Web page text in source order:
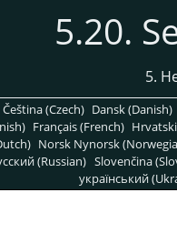
5.20.
5.
Čeština (Czech) Dansk (Danish)
Français (French)
Norsk Nynorsk
(Russian) Slovenčina
український